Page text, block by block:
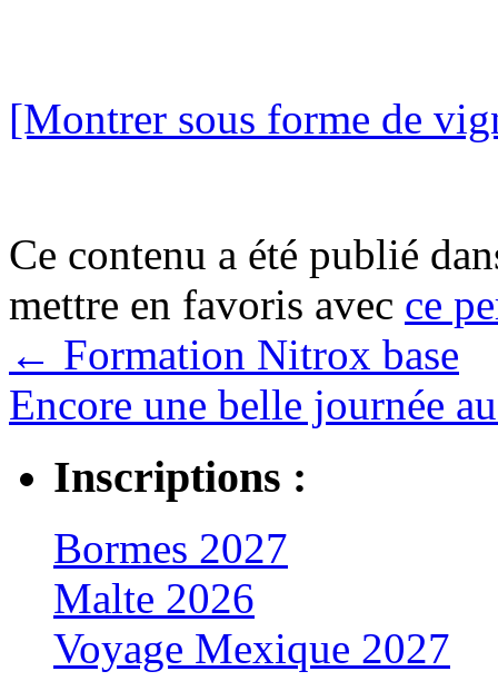
[Montrer sous forme de
Ce contenu a été publié
mettre en favoris avec ce
← Formation Nitrox base
Encore une belle journée
Inscriptions :
Bormes 2027
Malte 2026
Voyage Mexique 2027